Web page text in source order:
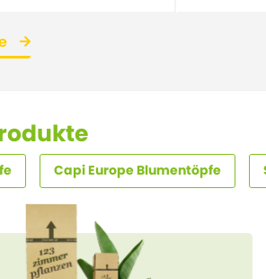
Capi Europe Blumentöpfe